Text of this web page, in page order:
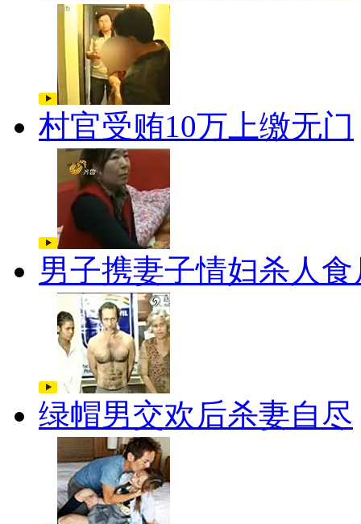
村官受贿10万上缴无门
男子携妻子情妇杀人食
绿帽男交欢后杀妻自尽